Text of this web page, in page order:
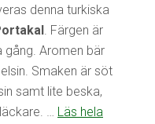
denna turkiska
. Färgen är
gång. Aromen bär
Smaken är söt
samt lite beska,
… Läs hela